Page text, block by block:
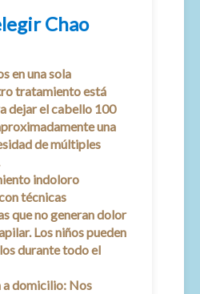
Chao
en una sola
tratamiento está
dejar el cabello 100
una
de múltiples
indoloro
técnicas
que no generan dolor
Los niños pueden
durante todo el
a domicilio: Nos